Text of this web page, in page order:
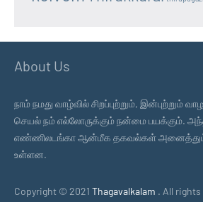
About Us
நாம் நமது வாழ்வில் சிறப்புற்றும், இன்புற்றும்
செயல் நம் எல்லோருக்கும் நன்மை பயக்கும்.
எண்ணிலடங்கா ஆன்மீக தகவல்கள் அனைத்தும்
உள்ளன.
Copyright © 2021 Thagavalkalam . All rights